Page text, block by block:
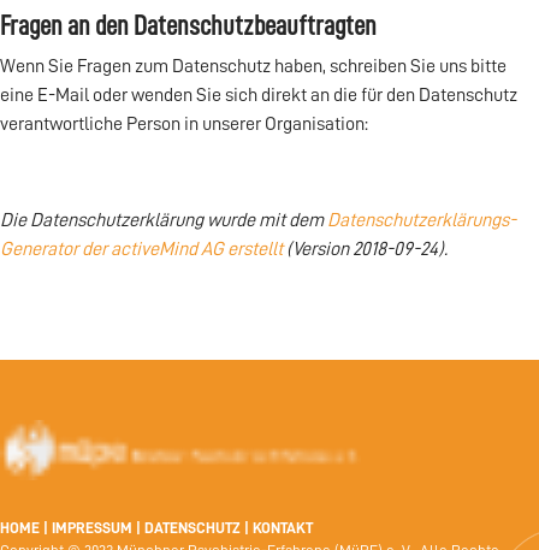
Fragen an den Datenschutzbeauftragten
Wenn Sie Fragen zum Datenschutz haben, schreiben Sie uns bitte
eine E-Mail oder wenden Sie sich direkt an die für den Datenschutz
verantwortliche Person in unserer Organisation:
Die Datenschutzerklärung wurde mit demDatenschutzerklärungs-
Generator der activeMind AG erstellt(Version 2018-09-24).
HOME IMPRESSUM DATENSCHUTZ
KONTAKT